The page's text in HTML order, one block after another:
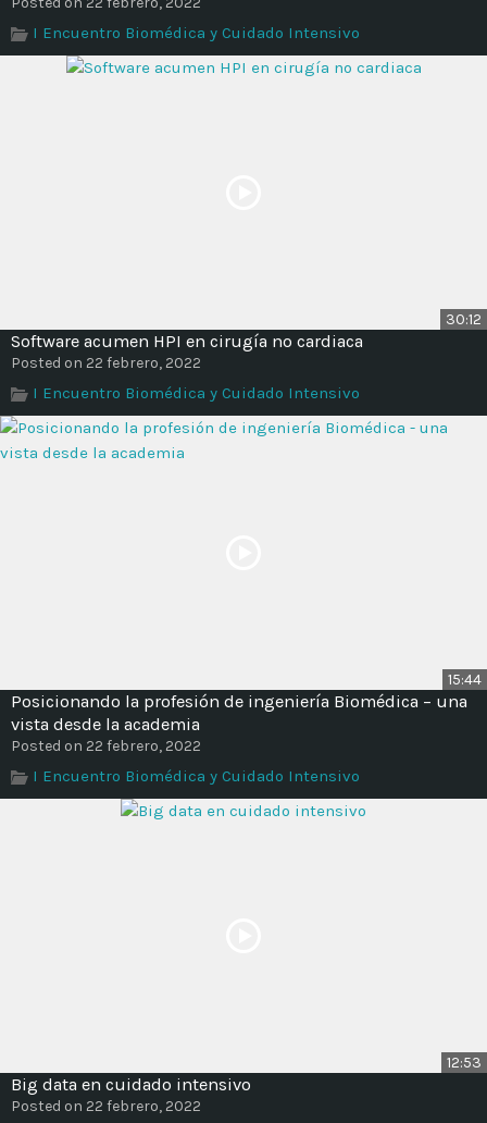
I Encuentro Biomédica y Cuidado Intensivo
30:12
Software acumen HPI en cirugía no cardiaca
Posted on 22 febrero, 2022
I Encuentro Biomédica y Cuidado Intensivo
15:44
Posicionando la profesión de ingeniería Biomédica – una
vista desde la academia
Posted on 22 febrero, 2022
I Encuentro Biomédica y Cuidado Intensivo
12:53
Big data en cuidado intensivo
Posted on 22 febrero, 2022